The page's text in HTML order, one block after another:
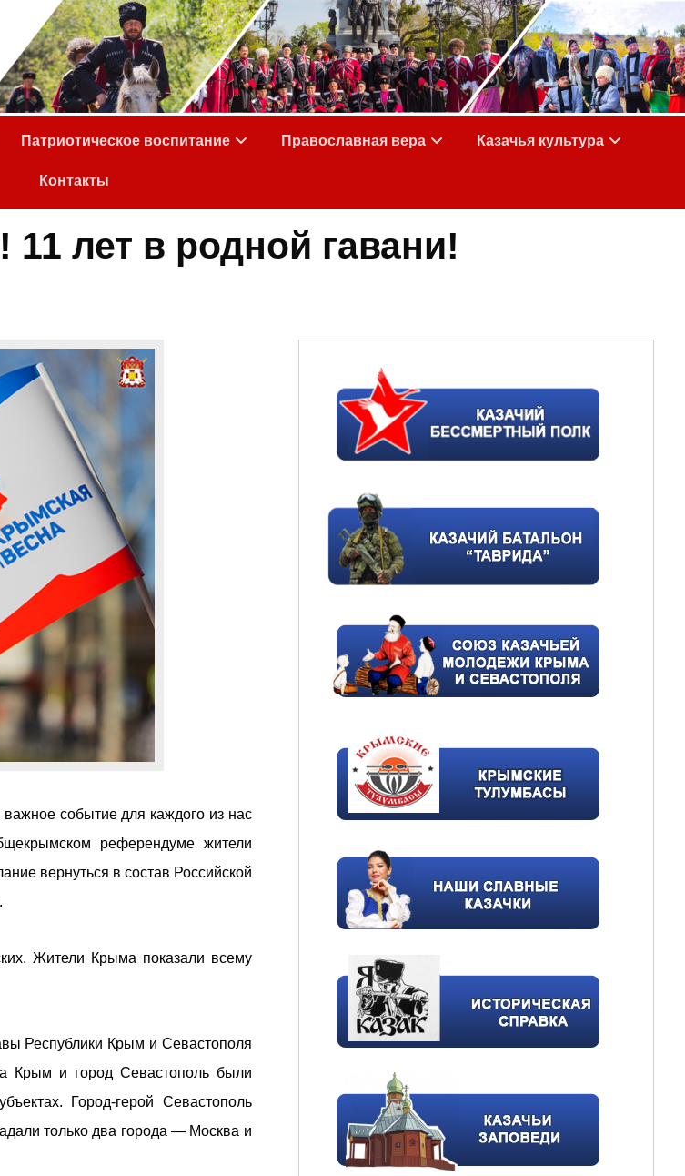
Патриотическое воспитание Православная вера Казачья культура
Контакты
лет в родной гавани!
событие для каждого из нас
референдуме жители
вернуться в состав Российской
Жители Крыма показали всему
Республики Крым и Севастополя
Крым и город Севастополь были
Город-герой Севастополь
только два города — Москва и